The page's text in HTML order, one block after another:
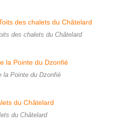
des chalets du Châtelard
la Pointe du Dzonfié
du Châtelard